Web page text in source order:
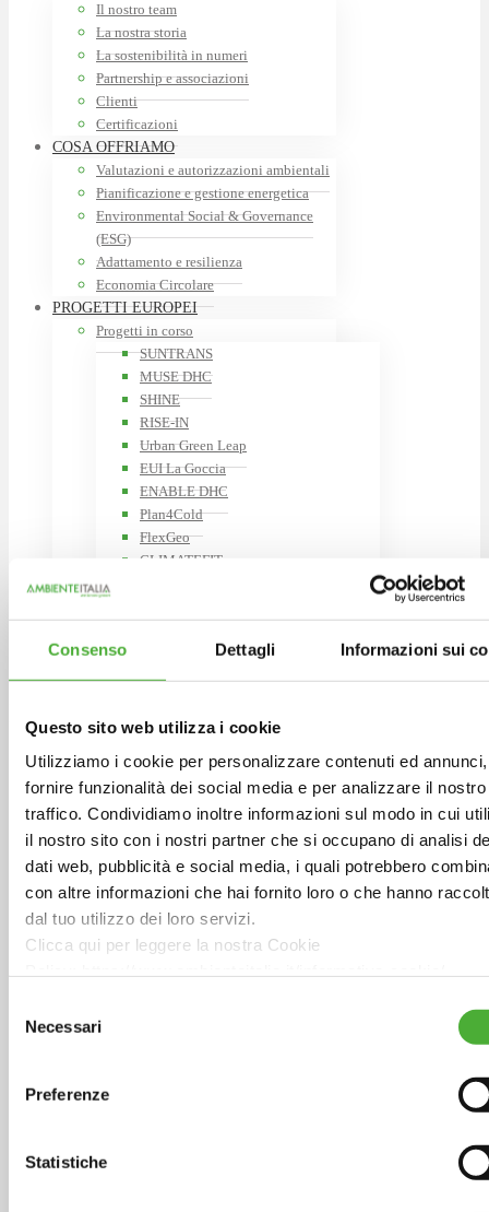
Consenso Dettagli Informazioni sui
Questo sito web utilizza i cookie
Utilizziamo i cookie per personalizzare contenuti ed
fornire funzionalità dei social media e per analizzare il nostro
traffico. Condividiamo inoltre informazioni sul modo in cui
il nostro sito con i nostri partner che si occupano di analisi
dati web, pubblicità e social media, i quali potrebbero
con altre informazioni che hai fornito loro o che hanno
dal tuo utilizzo dei loro servizi.
Clicca qui per leggere la nostra Cookie
Chiudendo il banner continui la navigazione con i soli cookie
delNecessari
Preferenze
Statistiche
Il nostro team
La nostra storia
La sostenibilità in numeri
Partnership e associazioni
Clienti
Certificazioni
COSA OFFRIAMO
Valutazioni e autorizzazioni ambientali
Pianificazione e gestione energetica
Environmental Social & Governance
(ESG)
Adattamento e resilienza
Economia Circolare
PROGETTI EUROPEI
Progetti in corso
SUNTRANS
MUSE DHC
SHINE
RISE-IN
Urban Green Leap
EUI La Goccia
ENABLE DHC
Plan4Cold
FlexGeo
CLIMATEFIT
NEWS
CONTATTI
conto di Arianna sas e poi con Ambiente Italia Srl